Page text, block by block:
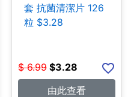
套 抗菌清潔片 126
粒 $3.28
$ 6.99 $3.28
由此查看